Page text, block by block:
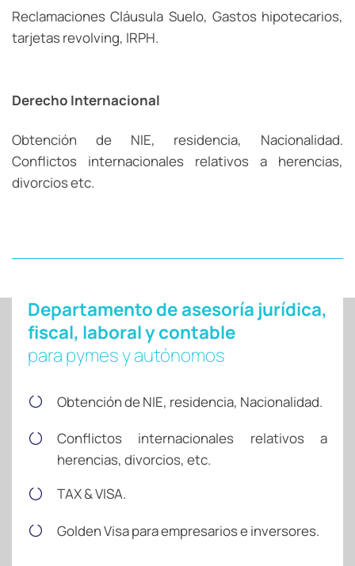
Reclamaciones Cláusula Suelo, Gastos hipotecarios,
tarjetas revolving, IRPH.
Derecho Internacional
Obtención de NIE, residencia, Nacionalidad.
Conflictos internacionales relativos a herencias,
divorcios etc.
Departamento de asesoría jurídica,
fiscal, laboral y contable
para pymes y autónomos
Obtención de NIE, residencia, Nacionalidad.
Conflictos internacionales relativos a
herencias, divorcios, etc.
TAX & VISA.
Golden Visa para empresarios e inversores.